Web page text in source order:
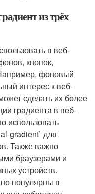
из трёх
в веб-
кнопок,
фоновый
интерес к веб-
сделать их более
градиента в веб-
использовать
gradient` для
Также важно
браузерами и
устройств.
популярны в